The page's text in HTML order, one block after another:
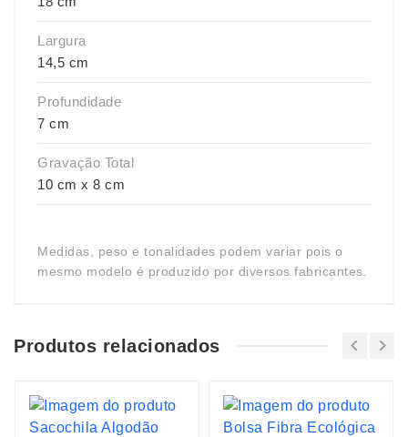
Largura
14,5 cm
Profundidade
7 cm
Gravação Total
10 cm x 8 cm
Medidas, peso e tonalidades podem variar pois o
mesmo modelo é produzido por diversos fabricantes.
Produtos relacionados